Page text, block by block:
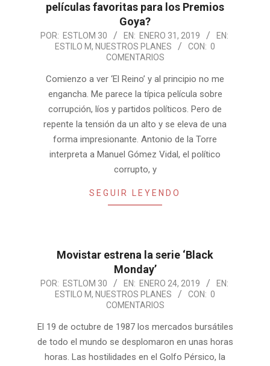
películas favoritas para los Premios
Goya?
2019-
POR: ESTLOM 30 EN: ENERO 31, 2019
EN:
ESTILO M, NUESTROS PLANES CON: 0
COMENTARIOS
Comienzo a ver ‘El Reino’ y al principio no me
engancha. Me parece la típica película sobre
corrupción, líos y partidos políticos. Pero de
repente la tensión da un alto y se eleva de una
forma impresionante. Antonio de la Torre
interpreta a Manuel Gómez Vidal, el político
corrupto, y
SEGUIR LEYENDO
Movistar estrena la serie ‘Black
Monday’
2019-
POR: ESTLOM 30 EN: ENERO 24, 2019
EN:
ESTILO M, NUESTROS PLANES CON: 0
COMENTARIOS
El 19 de octubre de 1987 los mercados bursátiles
de todo el mundo se desplomaron en unas horas
horas. Las hostilidades en el Golfo Pérsico, la